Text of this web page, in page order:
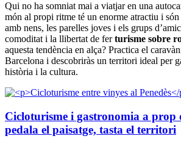
Qui no ha somniat mai a viatjar en una
món al propi ritme té un enorme atractiu i
amb nens, les parelles joves i els grups
comoditat i la llibertat de ferturisme sobre
aquesta tendència en alça? Practica el
Barcelona i descobriràs un territori ideal per
història i la cultura.
Cicloturisme i gastronomia a prop
pedala el paisatge, tasta el territori